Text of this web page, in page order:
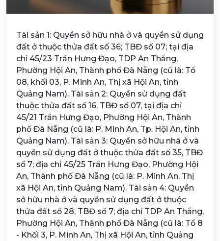
Tài sản 1: Quyền sở hữu nhà ở và quyền sử dụng
đất ở thuộc thửa đất số 36; TBĐ số 07; tại địa
chỉ 45/23 Trần Hưng Đạo, TDP An Thắng,
Phường Hội An, Thành phố Đà Nẵng (cũ là: Tổ
08, khối 03, P. Minh An, Thị xã Hội An, tỉnh
Quảng Nam). Tài sản 2: Quyền sử dụng đất
thuộc thửa đất số 16, TBĐ số 07, tại địa chỉ
45/21 Trần Hưng Đạo, Phường Hội An, Thành
phố Đà Nẵng (cũ là: P. Minh An, Tp. Hội An, tỉnh
Quảng Nam). Tài sản 3: Quyền sở hữu nhà ở và
quyền sử dụng đất ở thuộc thửa đất số 35, TBĐ
số 7; địa chỉ 45/25 Trần Hưng Đạo, Phường Hội
An, Thành phố Đà Nẵng (cũ là: P. Minh An, Thị
xã Hội An, tỉnh Quảng Nam). Tài sản 4: Quyền
sở hữu nhà ở và quyền sử dụng đất ở thuộc
thửa đất số 28, TBĐ số 7; địa chỉ TDP An Thắng,
Phường Hội An, Thành phố Đà Nẵng (cũ là: Tổ 8
- Khối 3, P. Minh An, Thị xã Hội An, tỉnh Quảng